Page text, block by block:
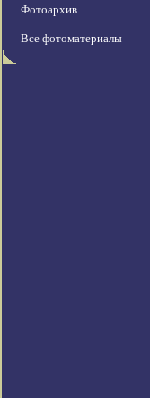
Фотоархив
Все фотоматериалы